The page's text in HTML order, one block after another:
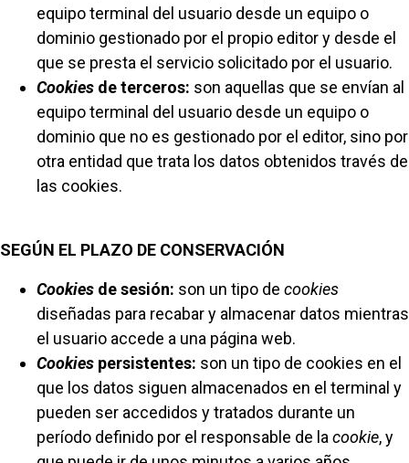
equipo terminal del usuario desde un equipo o
dominio gestionado por el propio editor y desde el
que se presta el servicio solicitado por el usuario.
Cookies de terceros: son aquellas que se envían al
equipo terminal del usuario desde un equipo o
dominio que no es gestionado por el editor, sino por
otra entidad que trata los datos obtenidos través de
las cookies.
SEGÚN EL PLAZO DE CONSERVACIÓN
Cookies de sesión: son un tipo de cookies
diseñadas para recabar y almacenar datos mientras
el usuario accede a una página web.
Cookies persistentes: son un tipo de cookies en el
que los datos siguen almacenados en el terminal y
pueden ser accedidos y tratados durante un
período definido por el responsable de lacookie, y